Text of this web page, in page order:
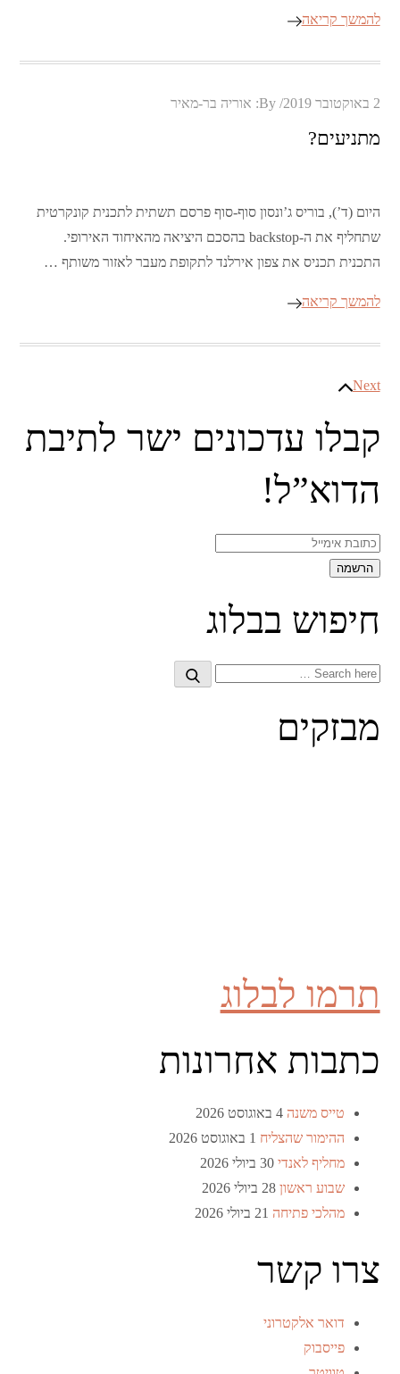
להמשך קריאה
Posted
2 באוקטובר 2019 By: אוריה בר-מאיר
מתניעים?
היום (ד’), בוריס ג’ונסון סוף-סוף פרסם תשתית לתכנית קונקרטית
שתחליף את ה-backstop בהסכם היציאה מהאיחוד האירופי.
התכנית תכניס את צפון אירלנד לתקופת מעבר לאזור משותף …
להמשך קריאה
ניווט
Next
קבלו עדכונים ישר לתיבת
הדוא”ל!
חיפוש בבלוג
Search
Search
מבזקים
תרמו לבלוג
כתבות אחרונות
טייס משנה 4 באוגוסט 2026
ההימור שהצליח 1 באוגוסט 2026
מחליף לאנדי 30 ביולי 2026
שבוע ראשון 28 ביולי 2026
מהלכי פתיחה 21 ביולי 2026
צרו קשר
דואר אלקטרוני
פייסבוק